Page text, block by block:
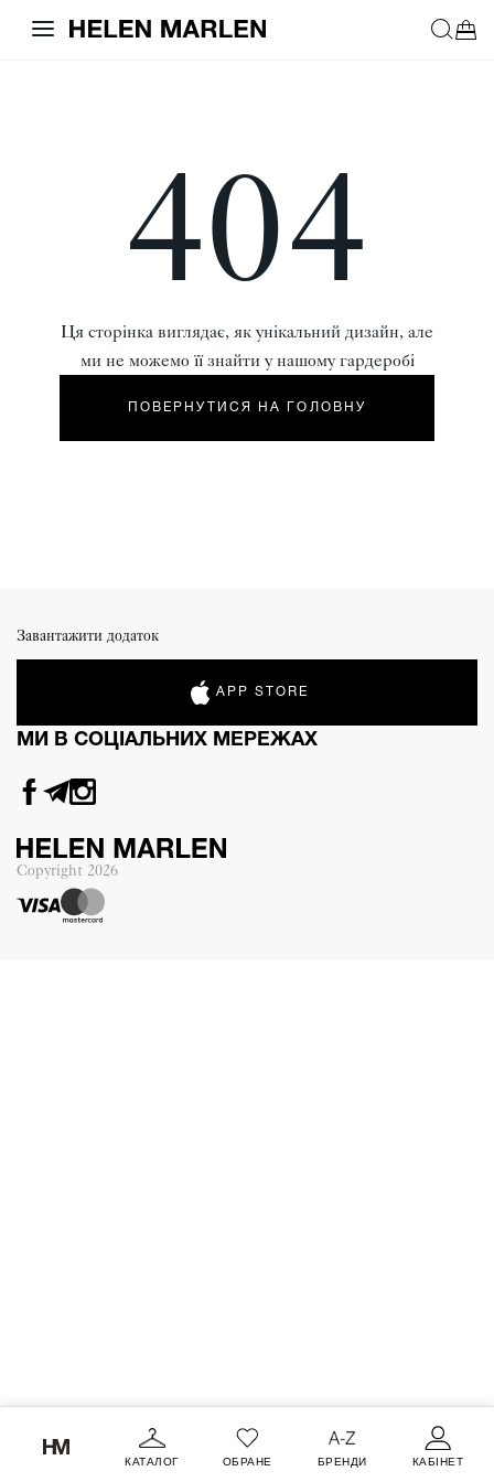
КАТАЛОГ ОБРАНЕ БРЕНДИ КАБІНЕТ
404
Ця сторінка виглядає, як унікальний дизайн, але
ми не можемо її знайти у нашому гардеробі
ПОВЕРНУТИСЯ НА ГОЛОВНУ
Завантажити додаток
APP STORE
МИ В СОЦІАЛЬНИХ МЕРЕЖАХ
Copyright 2026